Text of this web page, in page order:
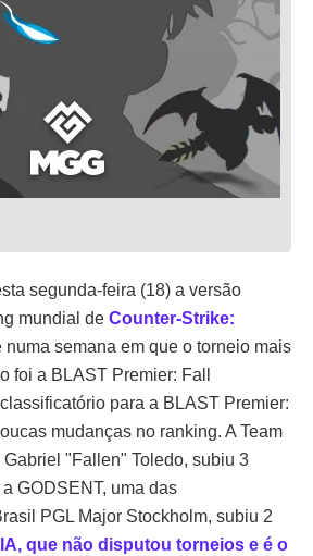
segunda-feira (18) a versão
mundial de Counter-Strike:
numa semana em que o torneio mais
foi a BLAST Premier: Fall
para a BLAST Premier:
mudanças no ranking. A Team
"Fallen" Toledo, subiu 3
GODSENT, uma das
PGL Major Stockholm, subiu 2
que não disputou torneios e é o